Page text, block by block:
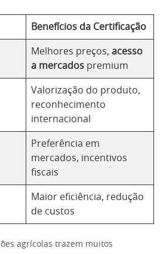
Benefícios da Certificação
Melhores preços, acesso
a mercados premium
Valorização do produto,
reconhecimento
internacional
Preferência em
mercados, incentivos
fiscais
Maior eficiência, redução
de custos
agrícolas trazem muitos